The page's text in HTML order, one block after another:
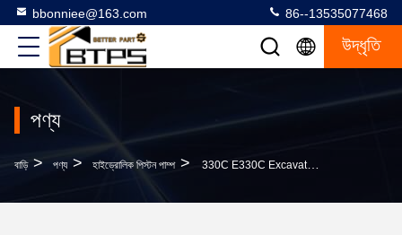
bbonniee@163.com 86--13535077468
উদ্ধৃতি
পণ্য
বাড়ি > পণ্য > হাইড্রোলিক পিস্টন পাম্প > 330C E330C Excavator হাইড্রোলিক মেইন পাম্প A8VO200 330C 311-9541 পরে বাজার 250-2564